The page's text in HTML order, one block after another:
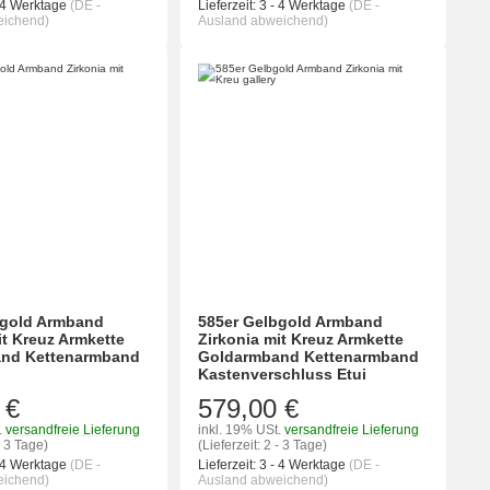
Werktage (DE -
Lieferzeit: 3 - 4 Werktage (DE -
Ausland abweichend)
Armband
Kreuz Armkette
Kettenarmband
versandfreie Lieferung
Tage)
Werktage (DE -
585er Gelbgold Armband
Zirkonia mit Kreuz Armkette
Goldarmband Kettenarmband
Kastenverschluss Etui
579,00 €
inkl. 19% USt. versandfreie Lieferung
(Lieferzeit: 2 - 3 Tage)
Lieferzeit: 3 - 4 Werktage (DE -
Ausland abweichend)